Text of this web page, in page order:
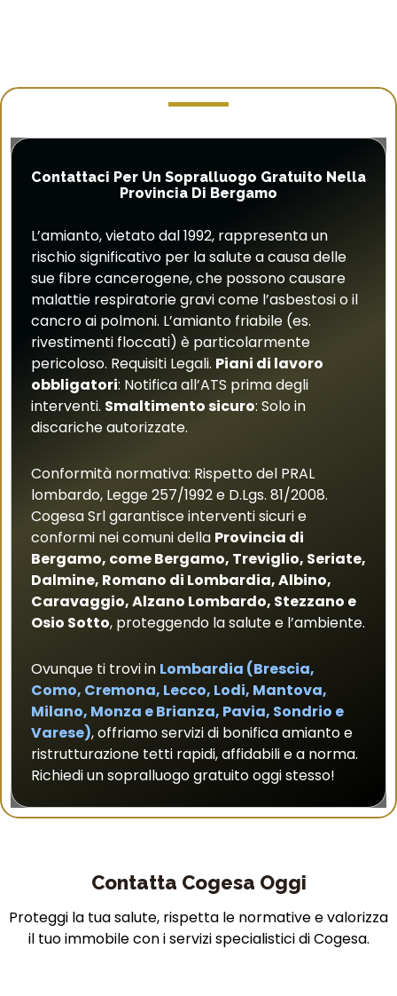
Contattaci Per Un Sopralluogo Gratuito Nella
Provincia Di Bergamo
L’amianto, vietato dal 1992, rappresenta un
rischio significativo per la salute a causa delle
sue fibre cancerogene, che possono causare
malattie respiratorie gravi come l’asbestosi o il
cancro ai polmoni. L’amianto friabile (es.
rivestimenti floccati) è particolarmente
pericoloso. Requisiti Legali. Piani di lavoro
obbligatori: Notifica all’ATS prima degli
interventi. Smaltimento sicuro: Solo in
discariche autorizzate.
Conformità normativa: Rispetto del PRAL
lombardo, Legge 257/1992 e D.Lgs. 81/2008.
Cogesa Srl garantisce interventi sicuri e
conformi nei comuni della Provincia di
Bergamo, come Bergamo, Treviglio, Seriate,
Dalmine, Romano di Lombardia, Albino,
Caravaggio, Alzano Lombardo, Stezzano e
Osio Sotto, proteggendo la salute e l’ambiente.
Ovunque ti trovi in Lombardia (Brescia,
Como, Cremona, Lecco, Lodi, Mantova,
Milano, Monza e Brianza, Pavia, Sondrio e
Varese), offriamo servizi di bonifica amianto e
ristrutturazione tetti rapidi, affidabili e a norma.
Richiedi un sopralluogo gratuito oggi stesso!
Contatta Cogesa Oggi
Proteggi la tua salute, rispetta le normative e valorizza
il tuo immobile con i servizi specialistici di Cogesa.